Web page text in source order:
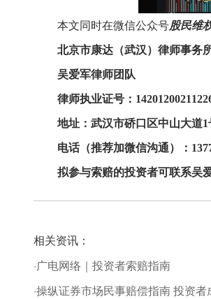
本文同时在微信公众号股民维
北京市康达（武汉）律师事务
吴爱军律师团队
律师执业证号 ：
地址：武汉市硚口区中山大道
电话（推荐加微信沟通）： 137
拟参与索赔的投资者可联系吴
相关资讯：
·广电网络｜投资者索赔指南
·操纵证券市场民事赔偿指南 投资